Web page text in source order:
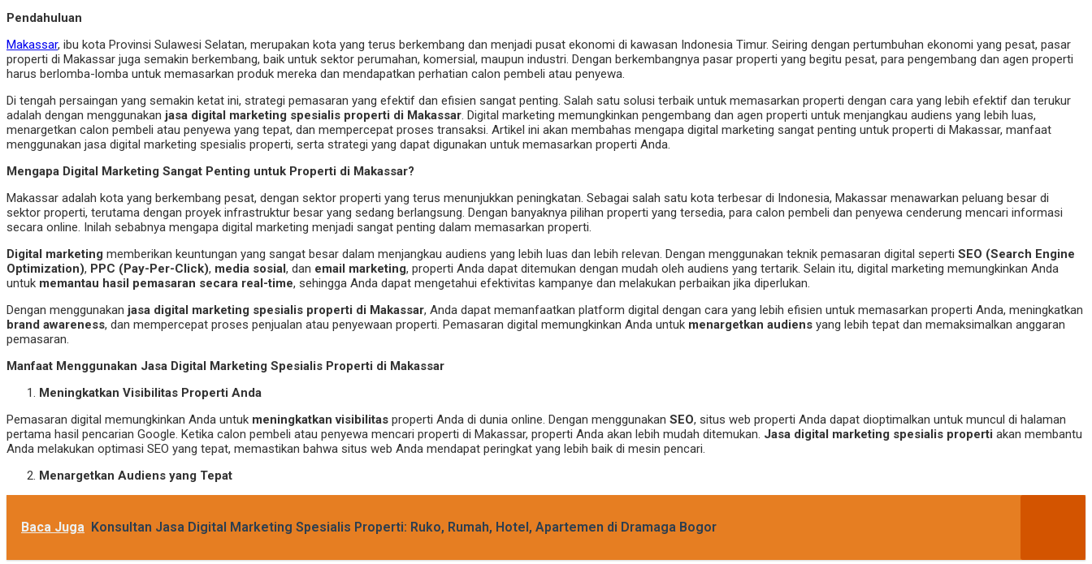
Pendahuluan
Makassar, ibu kota Provinsi Sulawesi Selatan, merupakan kota yang terus berkembang dan menjadi pusat ekonomi di kawasan Indonesia Timur. Seiring dengan pertumbuhan ekonomi yang pesat, pasar
properti di Makassar juga semakin berkembang, baik untuk sektor perumahan, komersial, maupun industri. Dengan berkembangnya pasar properti yang begitu pesat, para pengembang dan agen properti
harus berlomba-lomba untuk memasarkan produk mereka dan mendapatkan perhatian calon pembeli atau penyewa.
Di tengah persaingan yang semakin ketat ini, strategi pemasaran yang efektif dan efisien sangat penting. Salah satu solusi terbaik untuk memasarkan properti dengan cara yang lebih efektif dan terukur
adalah dengan menggunakan jasa digital marketing spesialis properti di Makassar. Digital marketing memungkinkan pengembang dan agen properti untuk menjangkau audiens yang lebih luas,
menargetkan calon pembeli atau penyewa yang tepat, dan mempercepat proses transaksi. Artikel ini akan membahas mengapa digital marketing sangat penting untuk properti di Makassar, manfaat
menggunakan jasa digital marketing spesialis properti, serta strategi yang dapat digunakan untuk memasarkan properti Anda.
Mengapa Digital Marketing Sangat Penting untuk Properti di Makassar?
Makassar adalah kota yang berkembang pesat, dengan sektor properti yang terus menunjukkan peningkatan. Sebagai salah satu kota terbesar di Indonesia, Makassar menawarkan peluang besar di
sektor properti, terutama dengan proyek infrastruktur besar yang sedang berlangsung. Dengan banyaknya pilihan properti yang tersedia, para calon pembeli dan penyewa cenderung mencari informasi
secara online. Inilah sebabnya mengapa digital marketing menjadi sangat penting dalam memasarkan properti.
Digital marketing memberikan keuntungan yang sangat besar dalam menjangkau audiens yang lebih luas dan lebih relevan. Dengan menggunakan teknik pemasaran digital seperti SEO (Search Engine
Optimization), PPC (Pay-Per-Click), media sosial , dan email marketing, properti Anda dapat ditemukan dengan mudah oleh audiens yang tertarik. Selain itu, digital marketing memungkinkan Anda
untuk memantau hasil pemasaran secara real-time, sehingga Anda dapat mengetahui efektivitas kampanye dan melakukan perbaikan jika diperlukan.
Dengan menggunakan jasa digital marketing spesialis properti di Makassar, Anda dapat memanfaatkan platform digital dengan cara yang lebih efisien untuk memasarkan properti Anda, meningkatkan
brand awareness, dan mempercepat proses penjualan atau penyewaan properti. Pemasaran digital memungkinkan Anda untuk menargetkan audiens yang lebih tepat dan memaksimalkan anggaran
pemasaran.
Manfaat Menggunakan Jasa Digital Marketing Spesialis Properti di Makassar
Meningkatkan Visibilitas Properti Anda
Pemasaran digital memungkinkan Anda untuk meningkatkan visibilitas properti Anda di dunia online. Dengan menggunakan SEO, situs web properti Anda dapat dioptimalkan untuk muncul di halaman
pertama hasil pencarian Google. Ketika calon pembeli atau penyewa mencari properti di Makassar, properti Anda akan lebih mudah ditemukan. Jasa digital marketing spesialis properti akan membantu
Anda melakukan optimasi SEO yang tepat, memastikan bahwa situs web Anda mendapat peringkat yang lebih baik di mesin pencari.
Menargetkan Audiens yang Tepat
Baca Juga Konsultan Jasa Digital Marketing Spesialis Properti: Ruko, Rumah, Hotel, Apartemen di Dramaga Bogor